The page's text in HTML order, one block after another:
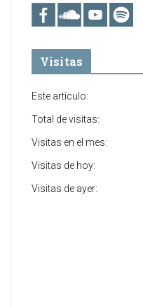
Visitas
Este artículo:
Total de visitas:
Visitas en el mes:
Visitas de hoy:
Visitas de ayer: